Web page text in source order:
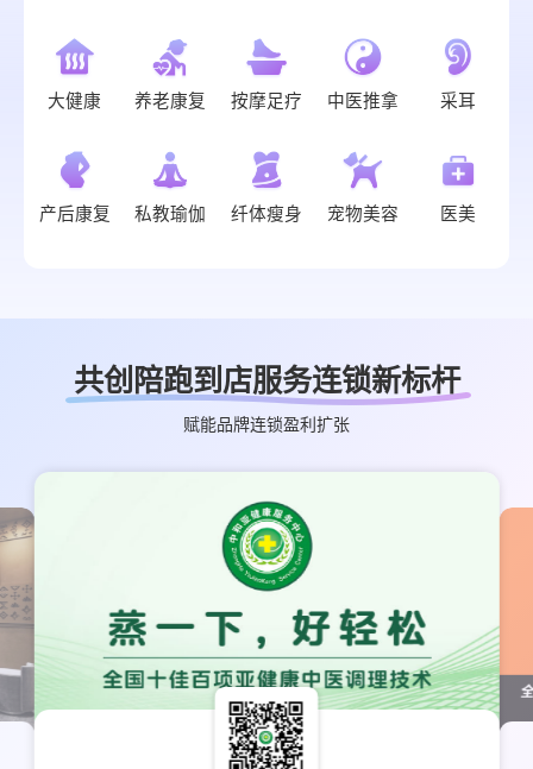
大健康 养老康复 按摩足疗 中医推拿 采耳
产后康复 私教瑜伽 纤体瘦身 宠物美容 医美
共创陪跑到店服务连锁新标杆
赋能品牌连锁盈利扩张